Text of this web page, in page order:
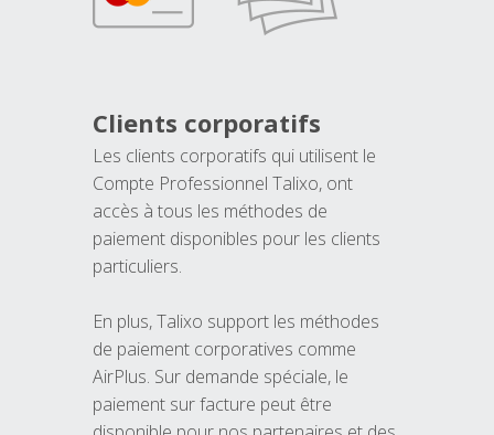
Clients corporatifs
Les clients corporatifs qui utilisent le
Compte Professionnel Talixo, ont
accès à tous les méthodes de
paiement disponibles pour les clients
particuliers.
En plus, Talixo support les méthodes
de paiement corporatives comme
AirPlus. Sur demande spéciale, le
paiement sur facture peut être